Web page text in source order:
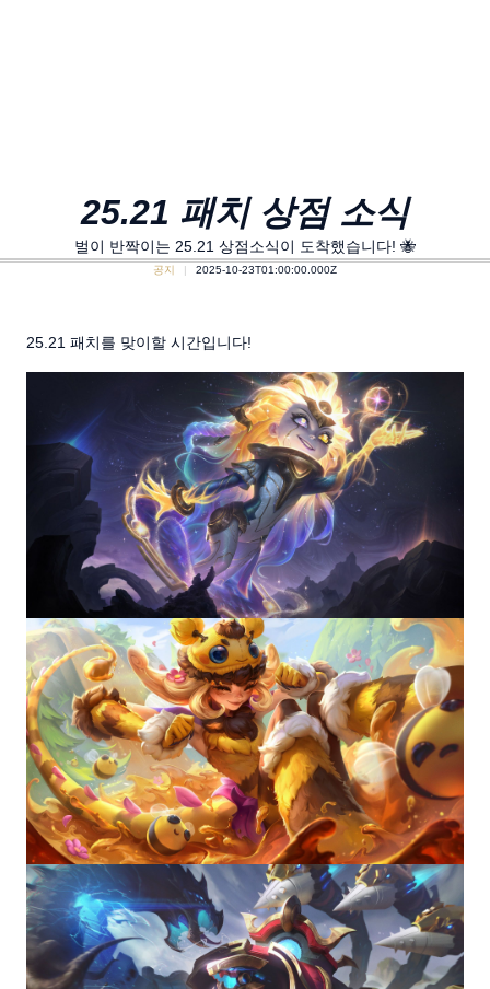
25.21 패치 상점 소식
벌이 반짝이는 25.21 상점소식이 도착했습니다! 🐝
공지 2025-10-23T01:00:00.000Z
25.21 패치를 맞이할 시간입니다!